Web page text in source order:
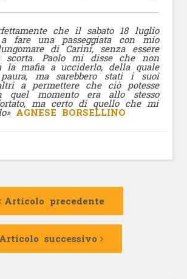
che il sabato 18 luglio
fare una passeggiata con mio
di Carini, senza essere
scorta. Paolo mi disse che non
la mafia a ucciderlo, della quale
ma sarebbero stati i suoi
a permettere che ciò potesse
quel momento era allo stesso
ma certo di quello che mi
AGNESE BORSELLINO
Articolo precedente
Articolo
Articolo successivo
Articolo